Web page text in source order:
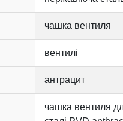
чашка вентиля
вентилі
антрацит
чашка вентиля